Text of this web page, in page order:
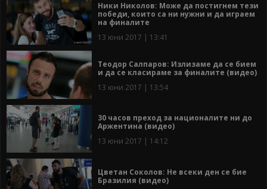
Ники Николов: Може да постигнем тези
победи, които са ни нужни и да играем
на финалите
13 юни 2017 | 13:41
Теодор Салпаров: Излизаме да се бием
и да се класираме за финалите (видео)
13 юни 2017 | 13:54
30 часов преход за националите ни до
Аржентина (видео)
13 юни 2017 | 14:12
Цветан Соколов: Не всеки ден се бие
Бразилия (видео)